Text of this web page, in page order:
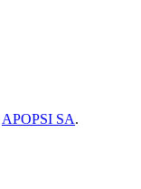
APOPSI SA.